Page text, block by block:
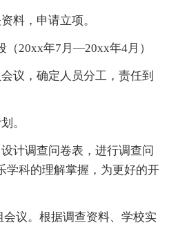
料，申请立项。
（20xx年7月—20xx年4月）
议，确定人员分工，责任到
。
计调查问卷表，进行调查问
学科的理解掌握，为更好的开
会议。根据调查资料、学校实